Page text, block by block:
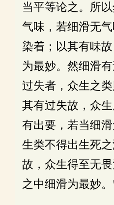
当平等论之。所
气味，若细滑无
染着；以其有味
为最妙。然细滑
过失者，众生之
其有过失故，众
有出要，若当细
生类不得出生死
故，众生得至无
之中细滑为最妙。